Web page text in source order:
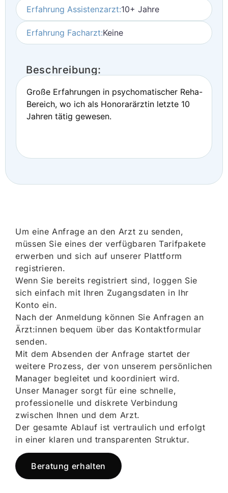
Erfahrung Assistenzarzt:10+ Jahre
Erfahrung Facharzt:Keine
Beschreibung:
Große Erfahrungen in psychomatischer Reha-
Bereich, wo ich als Honorarärztin letzte 10
Jahren tätig gewesen.
Um eine Anfrage an den Arzt zu senden,
müssen Sie eines der verfügbaren Tarifpakete
erwerben und sich auf unserer Plattform
registrieren.
Wenn Sie bereits registriert sind, loggen Sie
sich einfach mit Ihren Zugangsdaten in Ihr
Konto ein.
Nach der Anmeldung können Sie Anfragen an
Ärzt:innen bequem über das Kontaktformular
senden.
Mit dem Absenden der Anfrage startet der
weitere Prozess, der von unserem persönlichen
Manager begleitet und koordiniert wird.
Unser Manager sorgt für eine schnelle,
professionelle und diskrete Verbindung
zwischen Ihnen und dem Arzt.
Der gesamte Ablauf ist vertraulich und erfolgt
in einer klaren und transparenten Struktur.
Beratung erhalten